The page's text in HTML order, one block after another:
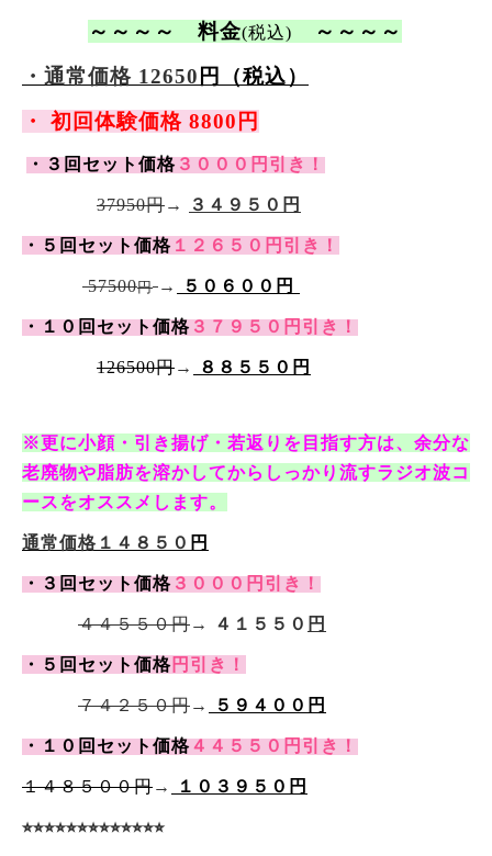
～～～～ 料金(税込)
～～～～
・通常価格 12650 円（税込）
・ 初回体験価格 8800円
・３回セット価格 ３０００円引き！
37950円→ ３４９５０円
・５回セット価格 １２６５０ 円引き！
57500円 → ５０６００ 円
・１０回セット価格 ３７９５０ 円引き！
126500円→ ８８５５０円
※更に小顔・引き揚げ・若返りを目指す方は、余分な
老廃物や脂肪を溶かしてからしっかり流すラジオ波コ
ースをオススメします。
通常価格１４８５０ 円
・３回セット価格 ３０００円引き！
４４５５０円→ ４１５５０ 円
・５回セット価格円引き！
７４２５０円→ ５９４００円
・１０回セット価格４４５５０ 円引き！
１４８５００円→ １０３９５０円
⭐︎⭐︎⭐︎⭐︎⭐︎⭐︎⭐︎⭐︎⭐︎⭐︎⭐︎⭐︎⭐︎